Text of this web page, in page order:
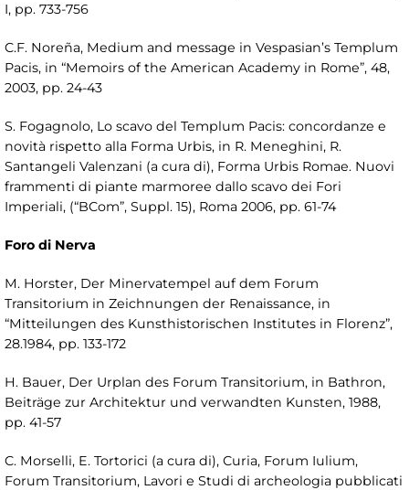
I, pp. 733-756
C.F. Noreña, Medium and message in Vespasian’s Templum
Pacis, in “Memoirs of the American Academy in Rome”, 48,
2003, pp. 24-43
S. Fogagnolo, Lo scavo del Templum Pacis: concordanze e
novità rispetto alla Forma Urbis, in R. Meneghini, R.
Santangeli Valenzani (a cura di), Forma Urbis Romae. Nuovi
frammenti di piante marmoree dallo scavo dei Fori
Imperiali, (“BCom”, Suppl. 15), Roma 2006, pp. 61-74
Foro di Nerva
M. Horster, Der Minervatempel auf dem Forum
Transitorium in Zeichnungen der Renaissance, in
“Mitteilungen des Kunsthistorischen Institutes in Florenz”,
28.1984, pp. 133-172
H. Bauer, Der Urplan des Forum Transitorium, in Bathron,
Beiträge zur Architektur und verwandten Kunsten, 1988,
pp. 41-57
C. Morselli, E. Tortorici (a cura di), Curia, Forum Iulium,
Forum Transitorium, Lavori e Studi di archeologia pubblicati